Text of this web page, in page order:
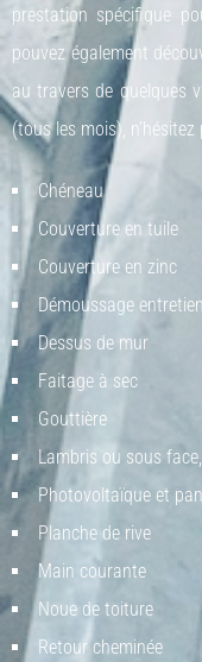
prestation spécifique
pouvez également
au travers de quelques
(tous les mois),
Chéneau
Couverture en tuile
Couverture en zinc
Démoussage entretien
Dessus de mur
Faitage à sec
Gouttière
Lambris ou sous
Photovoltaïque et
Planche de rive
Main courante
Noue de toiture
Retour cheminée